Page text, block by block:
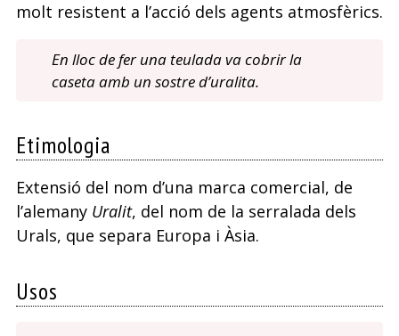
molt resistent a l’acció dels agents atmosfèrics.
En lloc de fer una teulada va cobrir la
caseta amb un sostre d’uralita.
Etimologia
Extensió del nom d’una marca comercial, de
l’alemany Uralit, del nom de la serralada dels
Urals, que separa Europa i Àsia.
Usos